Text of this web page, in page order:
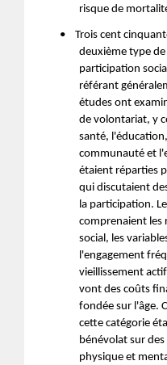
risque de
•
Trois cent
deuxième type
participation
référant
études ont
de volontariat, y
santé,
communauté et
étaient réparties
qui discutaient
la participation.
comprenaient les
social, les
l'engagement
vieillissement
vont des coûts
fondée sur l'âge.
cette catégorie
bénévolat sur
physique et